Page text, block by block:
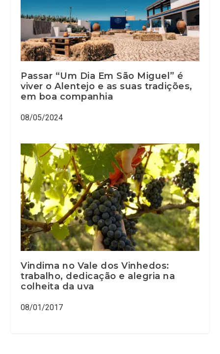
Passar “Um Dia Em São Miguel” é
viver o Alentejo e as suas tradições,
em boa companhia
08/05/2024
Vindima no Vale dos Vinhedos:
trabalho, dedicação e alegria na
colheita da uva
08/01/2017